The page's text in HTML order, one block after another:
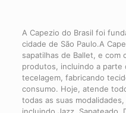
A Capezio do Brasil foi
cidade de São Paulo.A
sapatilhas de Ballet, e com
produtos, incluindo a
tecelagem, fabricando
consumo. Hoje, atende
todas as suas modalidades,